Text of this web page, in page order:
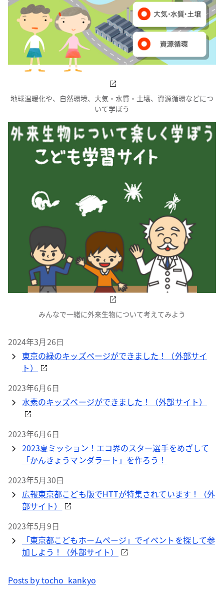
地球温暖化や、自然環境、大気・水質・土壌、資源循環などにつ
いて学ぼう
みんなで一緒に外来生物について考えてみよう
2024年3月26日
東京の緑のキッズページができました！（外部サイ
ト）
2023年6月6日
水素のキッズページができました！（外部サイト）
2023年6月6日
2023夏ミッション！エコ界のスター選手をめざして
「かんきょうマンダラート」を作ろう！
2023年5月30日
広報東京都こども版でHTTが特集されています！（外
部サイト）
2023年5月9日
「東京都こどもホームページ」でイベントを探して参
加しよう！（外部サイト）
Posts by tocho_kankyo